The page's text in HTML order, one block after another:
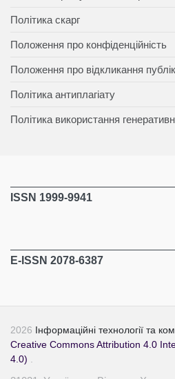
Політика скарг
Положення про конфіденційність
Положення про відкликання
Політика антиплагіату
Політика використання
ISSN 1999-9941
E-ISSN 2078-6387
2026 Інформаційні технології та
Creative Commons Attribution 4.0
4.0)